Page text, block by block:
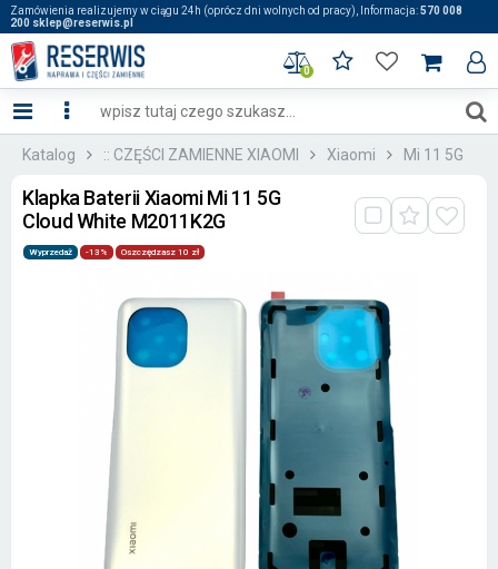
Zamówienia realizujemy w ciągu 24h (oprócz dni wolnych od pracy), Informacja:570 008
200 sklep@reserwis.pl
0
Katalog :: CZĘŚCI ZAMIENNE XIAOMI Xiaomi Mi 11 5G
Klapka Baterii Xiaomi Mi 11 5G
Cloud White M2011K2G
Wyprzedaż -13% Oszczędzasz 10 zł